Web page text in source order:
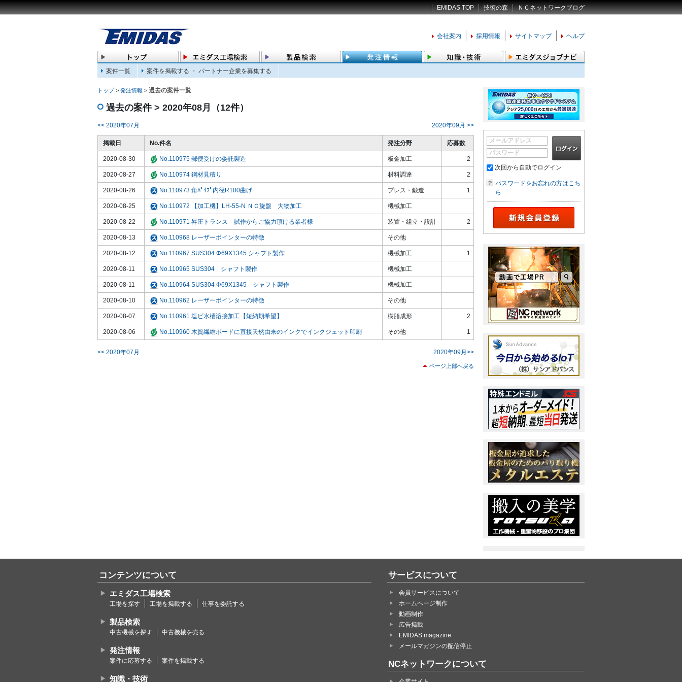
EMIDAS TOP 技術の森 ＮＣネットワークブログ
会社案内 採用情報 サイトマップ ヘルプ
案件一覧 案件を掲載する ・ パートナー企業を募集する
トップ> 発注情報 > 過去の案件一覧
過去の案件 > 2020年08月（12件）
<< 2020年07月 2020年09月 >>
掲載日 No.件名 発注分野 応募数
2020-08-30 No.110975 郵便受けの委託製造 板金加工 2
2020-08-27 No.110974 鋼材見積り 材料調達 2
2020-08-26 No.110973 角ﾊﾟｲﾌﾟ内径R100曲げ プレス・鍛造 1
2020-08-25 No.110972 【加工機】LH-55-N ＮＣ旋盤 大物加工 機械加工
2020-08-22 No.110971 昇圧トランス 試作からご協力頂ける業者様 装置・組立・設計 2
2020-08-13 No.110968 レーザーポインターの特徴 その他
2020-08-12 No.110967 SUS304 Φ69X1345 シャフト製作 機械加工 1
2020-08-11 No.110965 SUS304 シャフト製作 機械加工
2020-08-11 No.110964 SUS304 Φ69X1345 シャフト製作 機械加工
2020-08-10 No.110962 レーザーポインターの特徴 その他
2020-08-07 No.110961 塩ビ水槽溶接加工【短納期希望】 樹脂成形 2
2020-08-06 No.110960 木質繊維ボードに直接天然由来のインクでインクジェット印刷 その他 1
<< 2020年07月 2020年09月>>
ページ上部へ戻る
メールアドレス
パスワード
次回から自動でログイン
パスワードをお忘れの方はこち
ら
コンテンツについて
エミダス工場検索
工場を探す 工場を掲載する 仕事を委託する
製品検索
中古機械を探す 中古機械を売る
発注情報
案件に応募する 案件を掲載する
知識・技術
サービスについて
会員サービスについて
ホームページ制作
動画制作
広告掲載
EMIDAS magazine
メールマガジンの配信停止
NCネットワークについて